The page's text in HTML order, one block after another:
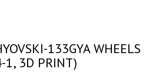
133GYA WHEELS
1, 3D PRINT)